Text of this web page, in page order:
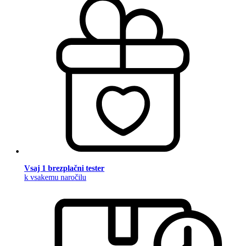
Vsaj 1 brezplačni tester
k vsakemu naročilu